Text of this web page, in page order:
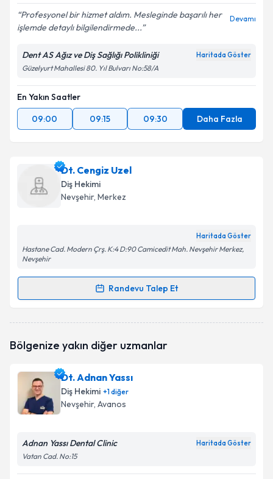
Profesyonel bir hizmet aldım. Mesleginde başarılı her
işlemde detaylı bilgilendirmede...
Devamı
Dent AS Ağız ve Diş Sağlığı Polikliniği Haritada Göster
Güzelyurt Mahallesi 80. Yıl Bulvarı No:58/A
En Yakın Saatler
09:00
09:15 09:30 Daha Fazla
Dt. Cengiz Uzel
Diş Hekimi
Nevşehir, Merkez
Haritada Göster
Hastane Cad. Modern Çrş. K:4 D:90 Camicedit Mah. Nevşehir Merkez,
Nevşehir
Randevu Talep Et
Randevu Takvimi Talebi
Size bu uzmandan randevu almanız için bir takvim
E-posta Adresiniz
Kişisel verilerimin işlenmesine ilişkin
Aydınlatma
Metni
Bölgenize yakın diğer uzmanlar
Dt. Adnan Yassı
Diş Hekimi +1diğer
Nevşehir, Avanos
Adnan Yassı Dental Clinic Haritada Göster
Vatan Cad. No:15